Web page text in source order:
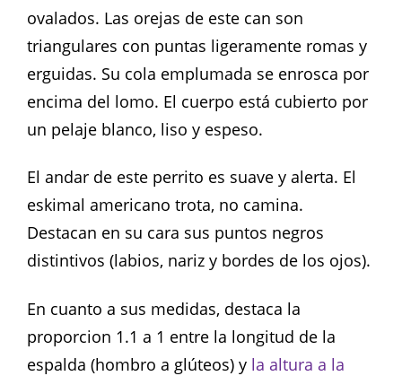
ovalados. Las orejas de este can son
triangulares con puntas ligeramente romas y
erguidas. Su cola emplumada se enrosca por
encima del lomo. El cuerpo está cubierto por
un pelaje blanco, liso y espeso.
El andar de este perrito es suave y alerta. El
eskimal americano trota, no camina.
Destacan en su cara sus puntos negros
distintivos (labios, nariz y bordes de los ojos).
En cuanto a sus medidas, destaca la
proporcion 1.1 a 1 entre la longitud de la
espalda (hombro a glúteos) y la altura a la